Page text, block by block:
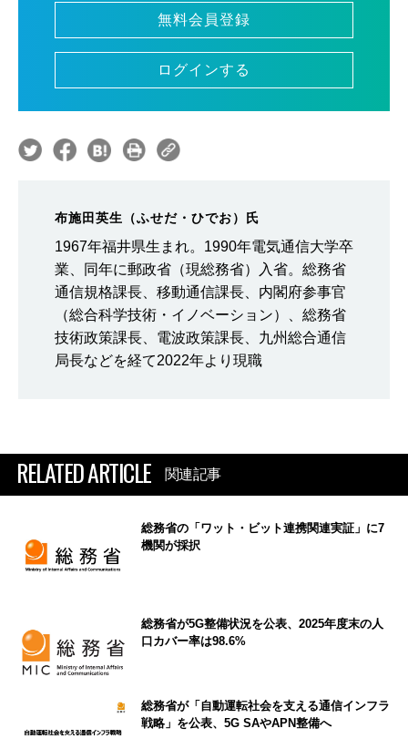
無料会員登録
ログインする
布施田英生（ふせだ・ひでお）氏
1967年福井県生まれ。1990年電気通信大学卒
業、同年に郵政省（現総務省）入省。総務省
通信規格課長、移動通信課長、内閣府参事官
（総合科学技術・イノベーション）、総務省
技術政策課長、電波政策課長、九州総合通信
局長などを経て2022年より現職
RELATED ARTICLE 関連記事
総務省の「ワット・ビット連携関連実証」に7
機関が採択
総務省が5G整備状況を公表、2025年度末の人
口カバー率は98.6%
総務省が「自動運転社会を支える通信インフラ
戦略」を公表、5G SAやAPN整備へ